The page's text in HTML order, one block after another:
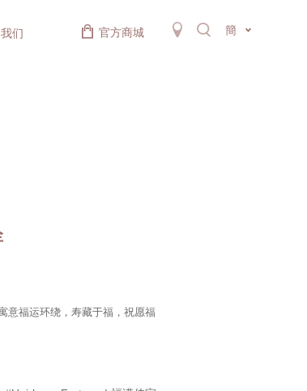
们 官方商城 簡
意福运环绕，寿藏于福，祝愿福